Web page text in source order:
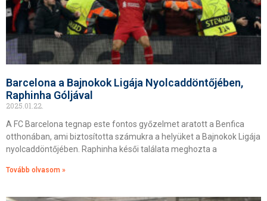
Barcelona a Bajnokok Ligája Nyolcaddöntőjében,
Raphinha Góljával
2025.01.22.
A FC Barcelona tegnap este fontos győzelmet aratott a Benfica
otthonában, ami biztosította számukra a helyüket a Bajnokok Ligája
nyolcaddöntőjében. Raphinha késői találata meghozta a
Tovább olvasom »